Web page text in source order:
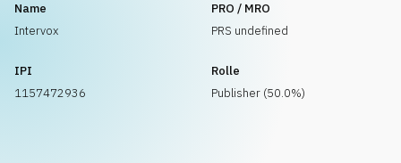
Name
Intervox
PRO / MRO
PRS undefined
IPI
1157472936
Rolle
Publisher (50.0%)